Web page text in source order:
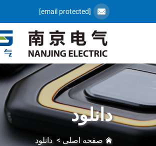
[email protected]
دانلود
صفحه اصلی >دانلود